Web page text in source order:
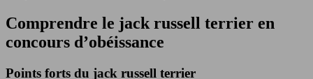
Comprendre le jack russell terrier en
concours d’obéissance
Points forts du jack russell terrier